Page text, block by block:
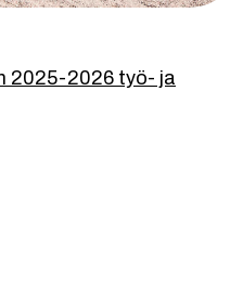
2025-2026 työ- ja